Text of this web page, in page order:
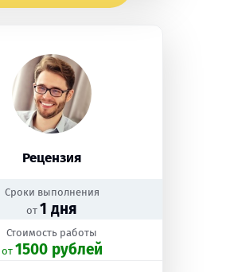
Рецензия
Сроки выполнения
от 1 дня
Стоимость работы
oт 1500 рублей